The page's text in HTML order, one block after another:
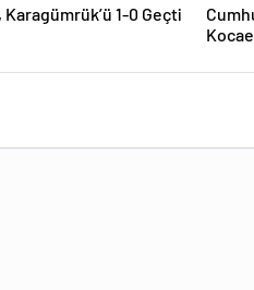
1-0 Geçti